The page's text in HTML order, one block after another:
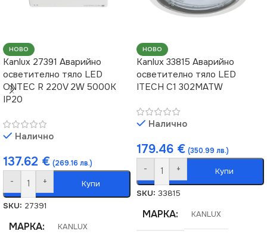
НОВО
Kanlux 27391 Аварийно
осветително тяло LED
ONTEC R 220V 2W 5000K
IP20
Налично
137.62 € (269.16 лв.)
- + Купи
SKU: 27391
МАРКА KANLUX
НОВО
Kanlux 33815 Аварийно
осветително тяло LED
ITECH C1 302MATW
Налично
179.46 € (350.99 лв.)
- + Купи
SKU: 33815
МАРКА KANLUX